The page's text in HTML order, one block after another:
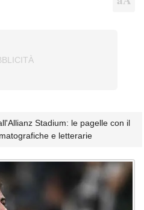
Stadium: le pagelle con il
e letterarie